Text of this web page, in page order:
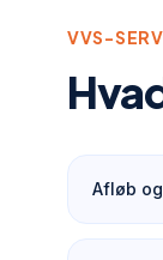
VVS-
Afløb